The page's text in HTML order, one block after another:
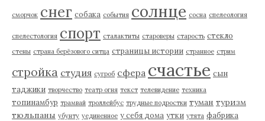
сморчок снег собака события солнце сосна спелеология
спелестология спорт сталактиты староверы старость стекло
стены страна берёзового ситца страницы истории странное стрим
стройка студия сугроб сфера счастье сын
таджики творчество театр огня текст телевидение техника
топинамбур трамвай троллейбус трудные подростки туман туризм
тюльпаны убунту уединенное у себя дома утки утята фабрика